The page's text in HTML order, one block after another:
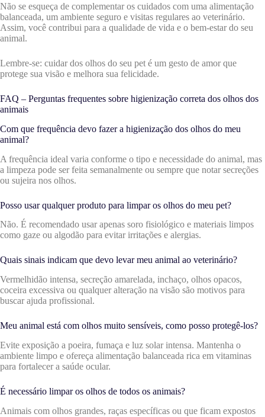
Não se esqueça de complementar os cuidados com uma alimentação
balanceada, um ambiente seguro e visitas regulares ao veterinário.
Assim, você contribui para a qualidade de vida e o bem-estar do seu
animal.
Lembre-se: cuidar dos olhos do seu pet é um gesto de amor que
protege sua visão e melhora sua felicidade.
FAQ – Perguntas frequentes sobre higienização correta dos olhos dos
animais
Com que frequência devo fazer a higienização dos olhos do meu
animal?
A frequência ideal varia conforme o tipo e necessidade do animal, mas
a limpeza pode ser feita semanalmente ou sempre que notar secreções
ou sujeira nos olhos.
Posso usar qualquer produto para limpar os olhos do meu pet?
Não. É recomendado usar apenas soro fisiológico e materiais limpos
como gaze ou algodão para evitar irritações e alergias.
Quais sinais indicam que devo levar meu animal ao veterinário?
Vermelhidão intensa, secreção amarelada, inchaço, olhos opacos,
coceira excessiva ou qualquer alteração na visão são motivos para
buscar ajuda profissional.
Meu animal está com olhos muito sensíveis, como posso protegê-los?
Evite exposição a poeira, fumaça e luz solar intensa. Mantenha o
ambiente limpo e ofereça alimentação balanceada rica em vitaminas
para fortalecer a saúde ocular.
É necessário limpar os olhos de todos os animais?
Animais com olhos grandes, raças específicas ou que ficam expostos